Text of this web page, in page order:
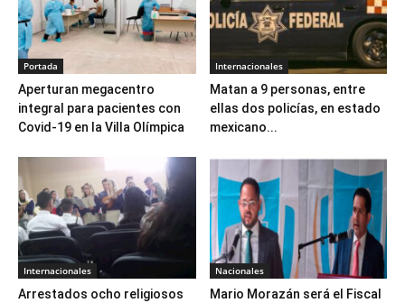
Portada
Aperturan megacentro
integral para pacientes con
Covid-19 en la Villa Olímpica
Internacionales
Matan a 9 personas, entre
ellas dos policías, en estado
mexicano...
Internacionales
Arrestados ocho religiosos
Nacionales
Mario Morazán será el Fiscal